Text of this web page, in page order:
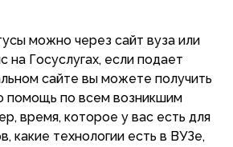
можно через сайт вуза или
на Госуслугах, если подает
сайте вы можете получить
помощь по всем возникшим
время, которое у вас есть для
какие технологии есть в ВУЗе,